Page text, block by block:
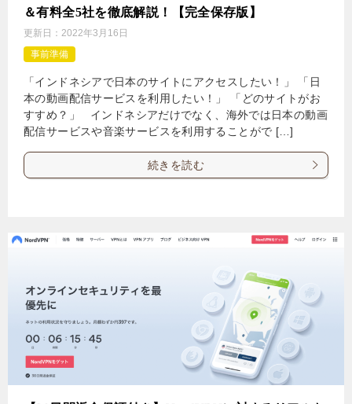
＆有料全5社を徹底解説！【完全保存版】
更新日： 2022年3月16日
事前準備
「インドネシアで日本のサイトにアクセスしたい！」 「日
本の動画配信サービスを利用したい！」 「どのサイトがお
すすめ？」 インドネシアだけでなく、海外では日本の動画
配信サービスや音楽サービスを利用することがで […]
続きを読む